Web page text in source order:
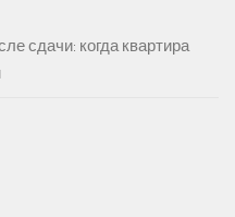
сдачи: когда квартира